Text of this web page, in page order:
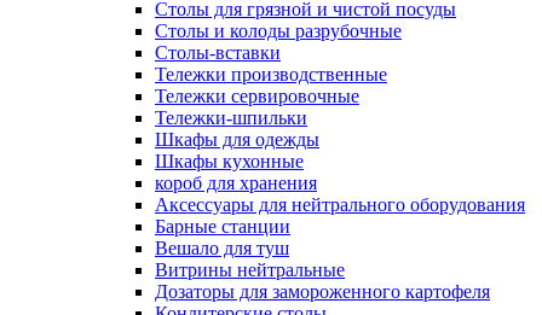
Столы для грязной и чистой посуды
Столы и колоды разрубочные
Столы-вставки
Тележки производственные
Тележки сервировочные
Тележки-шпильки
Шкафы для одежды
Шкафы кухонные
короб для хранения
Аксессуары для нейтрального оборудования
Барные станции
Вешало для туш
Витрины нейтральные
Дозаторы для замороженного картофеля